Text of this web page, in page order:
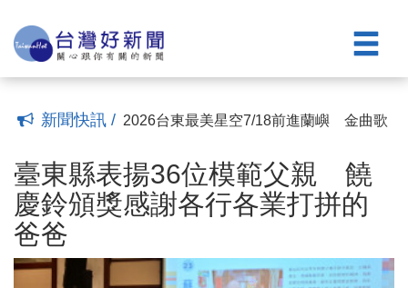
新聞快訊 /
結世界 115年國慶焰火點亮東海岸
(00:06)
115學年度校長布達典禮 饒慶鈴頒聘書
期許專業領航、注入教育新動能
(01:17)
打造人車分流、安心搭船新動線 蘭嶼開
元港候船室暨聯外道路工程動土(01:39)
應毒駕事故攀升 臺東警分局強化攔檢執
登場 打造全台最嗨戶外KTV音樂節
2026台東最美星空7/18前進蘭嶼 金曲歌
夜(07:00)
謝各行各業打拼的爸爸(01:16)
2026台東最美星空音樂會！金曲歌王乱彈
阿翔、守夜人領銜 8日改至成功海濱公園
開唱(07:12)
關山警攜手金融機構精進阻詐演練 強化
關懷提問守護民眾財產安全 (01:15)
綠營台東縣長選情整合成功 蔡英文坐鎮
結世界 115年國慶焰火點亮東海岸
(00:06)
115學年度校長布達典禮 饒慶鈴頒聘書
期許專業領航、注入教育新動能(01:17)
打造人車分流、安心搭船新動線 蘭嶼開
臺東縣表揚36位模範父親 饒
慶鈴頒獎感謝各行各業打拼的
爸爸